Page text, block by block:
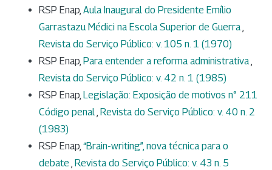
RSP Enap, Aula Inaugural do Presidente Emílio
Garrastazu Médici na Escola Superior de Guerra,
Revista do Serviço Público: v. 105 n. 1 (1970)
RSP Enap, Para entender a reforma administrativa,
Revista do Serviço Público: v. 42 n. 1 (1985)
RSP Enap, Legislação: Exposição de motivos n° 211
Código penal, Revista do Serviço Público: v. 40 n. 2
(1983)
RSP Enap, “Brain-writing”, nova técnica para o
debate , Revista do Serviço Público: v. 43 n. 5